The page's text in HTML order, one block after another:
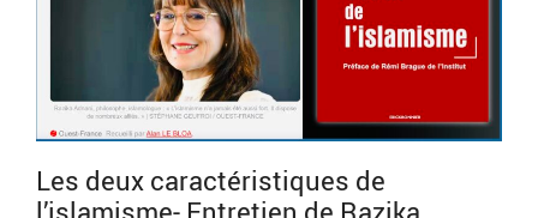
Les deux caractéristiques de